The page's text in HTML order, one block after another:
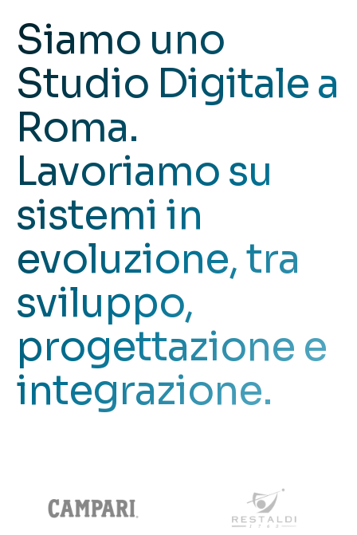
Siamo uno
Studio Digitale a
Roma.
Lavoriamo su
sistemi in
evoluzione, tra
sviluppo,
progettazione e
integrazione.